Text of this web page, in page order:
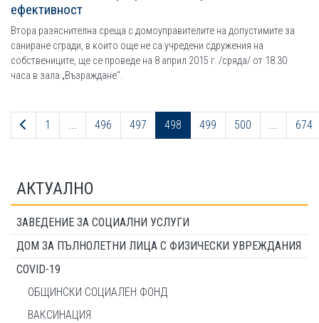
ефективност
Втора разяснителна среща с домоуправителите на допустимите за
саниране сгради, в които още не са учредени сдружения на
собствениците, ще се проведе на 8 април 2015 г. /сряда/ от 18.30
часа в зала „Възраждане“.
Предходна страница
1 ... 496 497 498 499 500 ... 674
АКТУАЛНО
ЗАВЕДЕНИЕ ЗА СОЦИАЛНИ УСЛУГИ
ДОМ ЗА ПЪЛНОЛЕТНИ ЛИЦА С ФИЗИЧЕСКИ УВРЕЖДАНИЯ
COVID-19
ОБЩИНСКИ СОЦИАЛЕН ФОНД
ВАКСИНАЦИЯ